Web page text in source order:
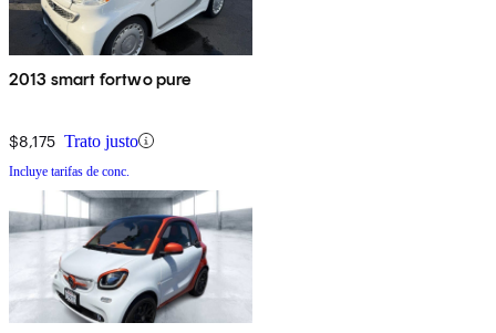
2013 smart fortwo pure
$8,175 Trato justo
Incluye tarifas de conc.